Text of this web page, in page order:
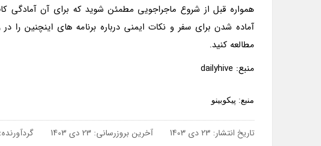
همواره قبل از شروع ماجراجویی مطمئن شوید که برای آن آمادگی
مطالعه کنید.
منبع: dailyhive
منبع: پیکوبینو
تاریخ انتشار: 23 دی 1403 آخرین بروزرسانی: 23 دی 1403 گردآورنده: